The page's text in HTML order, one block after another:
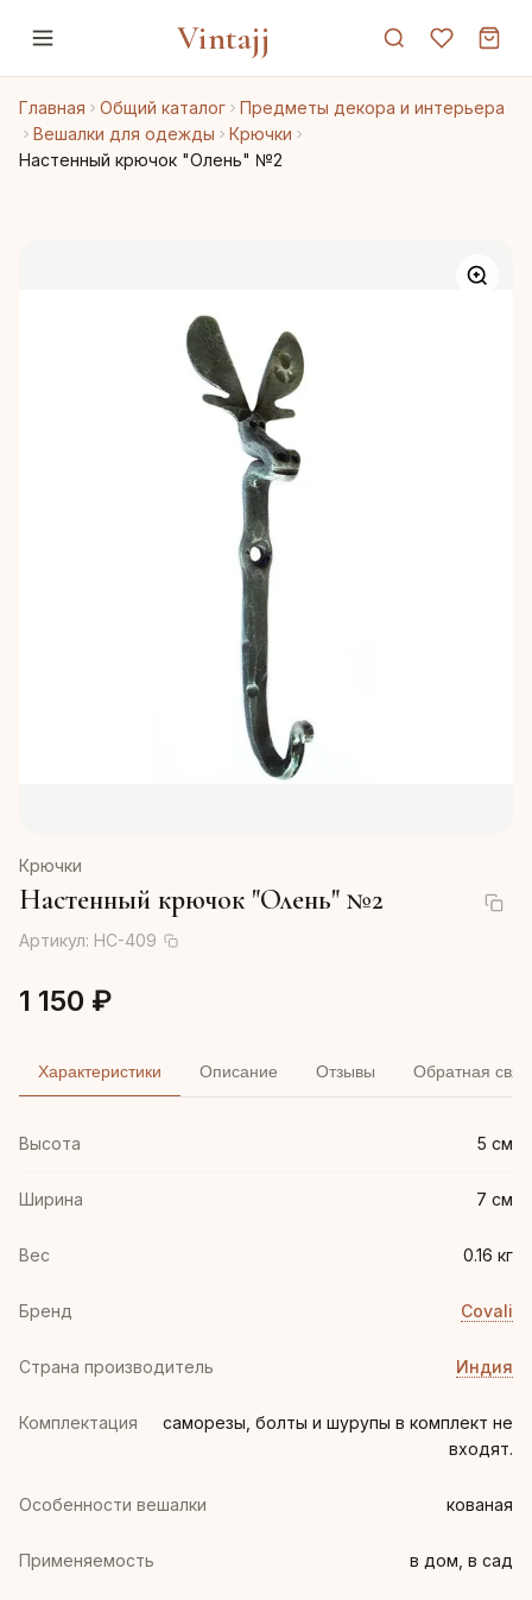
Vintajj
Главная Общий каталог
Предметы декора и интерьера
Вешалки для одежды
Крючки
Настенный крючок "Олень" №2
Крючки
Настенный крючок "Олень" №2
Артикул: HC-409
1 150 ₽
Характеристики Описание Отзывы Обратная
Высота 5 см
Ширина 7 см
Вес 0.16 кг
Бренд Covali
Страна производитель Индия
Комплектация
саморезы, болты и шурупы в комплект не
входят.
Особенности вешалки кованая
Применяемость в дом, в сад